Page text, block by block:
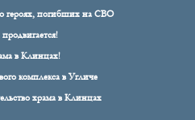
о героях, погибших на СВО
в Клинцах!
комплекса в Угличе
храма в Клинцах